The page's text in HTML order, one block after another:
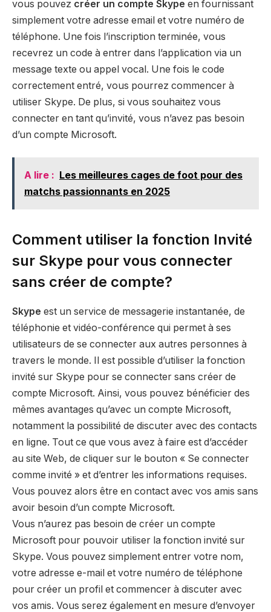
vous pouvez créer un compte Skype en fournissant
simplement votre adresse email et votre numéro de
téléphone. Une fois l’inscription terminée, vous
recevrez un code à entrer dans l’application via un
message texte ou appel vocal. Une fois le code
correctement entré, vous pourrez commencer à
utiliser Skype. De plus, si vous souhaitez vous
connecter en tant qu’invité, vous n’avez pas besoin
d’un compte Microsoft.
A lire : Les meilleures cages de foot pour des
matchs passionnants en 2025
Comment utiliser la fonction Invité
sur Skype pour vous connecter
sans créer de compte?
Skype est un service de messagerie instantanée, de
téléphonie et vidéo-conférence qui permet à ses
utilisateurs de se connecter aux autres personnes à
travers le monde. Il est possible d’utiliser la fonction
invité sur Skype pour se connecter sans créer de
compte Microsoft. Ainsi, vous pouvez bénéficier des
mêmes avantages qu’avec un compte Microsoft,
notamment la possibilité de discuter avec des contacts
en ligne. Tout ce que vous avez à faire est d’accéder
au site Web, de cliquer sur le bouton « Se connecter
comme invité » et d’entrer les informations requises.
Vous pouvez alors être en contact avec vos amis sans
avoir besoin d’un compte Microsoft.
Vous n’aurez pas besoin de créer un compte
Microsoft pour pouvoir utiliser la fonction invité sur
Skype. Vous pouvez simplement entrer votre nom,
votre adresse e-mail et votre numéro de téléphone
pour créer un profil et commencer à discuter avec
vos amis. Vous serez également en mesure d’envoyer